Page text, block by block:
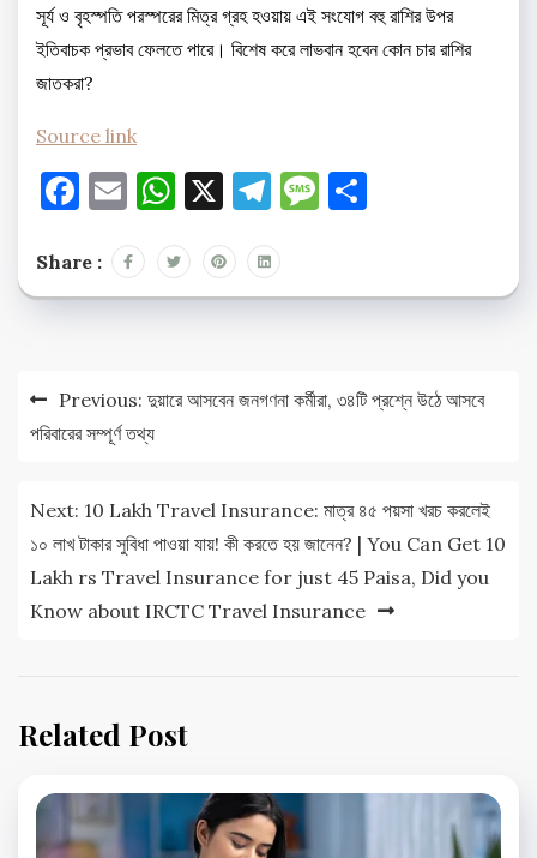
সূর্য ও বৃহস্পতি পরস্পরের মিত্র গ্রহ হওয়ায় এই সংযোগ বহু রাশির উপর
ইতিবাচক প্রভাব ফেলতে পারে। বিশেষ করে লাভবান হবেন কোন চার রাশির
জাতকরা?
Source link
Facebook
EmailWhatsApp
X Telegram
Message
Share :
Post
navigation
Previous: দুয়ারে আসবেন জনগণনা কর্মীরা, ৩৪টি প্রশ্নে উঠে আসবে
পরিবারের সম্পূর্ণ তথ্য
Next: 10 Lakh Travel Insurance: মাত্র ৪৫ পয়সা খরচ করলেই
১০ লাখ টাকার সুবিধা পাওয়া যায়! কী করতে হয় জানেন? | You Can Get 10
Lakh rs Travel Insurance for just 45 Paisa, Did you
Know about IRCTC Travel Insurance
Related Post